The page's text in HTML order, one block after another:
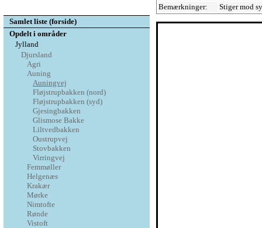
Samlet liste (forside)
Opdelt i områder
Jylland
Djursland
Agri
Auning
Auningvej
Fløjstrupbakken (nord)
Fløjstrupbakken (syd)
Gjesingbakken
Glismose Bakke
Liltvedbakken
Oustrupvej
Stovbakken
Virringvej
Femmøller
Helgenæs
Krakær
Mørke
Nimtofte
Rønde
Vistoft
Bemærkninger:
Stiger mod